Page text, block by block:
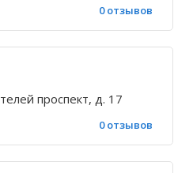
0 отзывов
проспект, д. 17
0 отзывов